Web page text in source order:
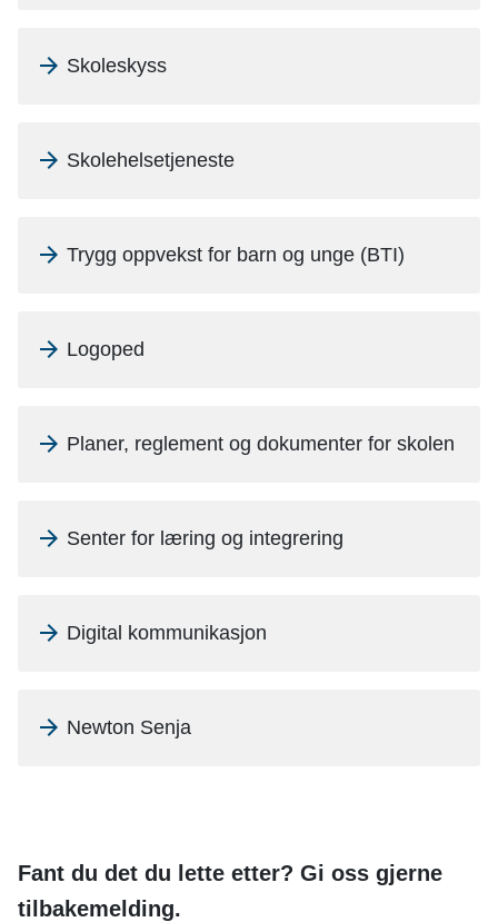
Skoleskyss
Skolehelsetjeneste
Trygg oppvekst for barn og unge (BTI)
Logoped
Planer, reglement og dokumenter for skolen
Senter for læring og integrering
Digital kommunikasjon
Newton Senja
Fant du det du lette etter? Gi oss gjerne
tilbakemelding.